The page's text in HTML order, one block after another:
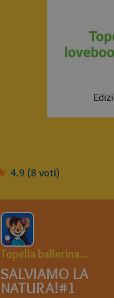
4.9 (8 voti)
Topella ballerina...
SALVIAMO LA
NATURA!#1